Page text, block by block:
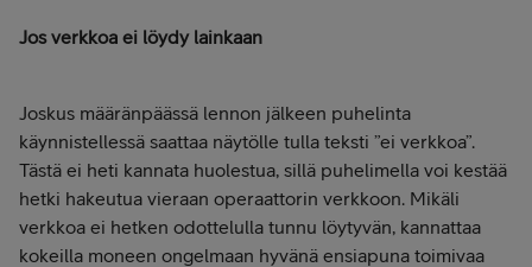
Jos verkkoa ei löydy lainkaan
Joskus määränpäässä lennon jälkeen puhelinta
käynnistellessä saattaa näytölle tulla teksti ”ei verkkoa”.
Tästä ei heti kannata huolestua, sillä puhelimella voi kestää
hetki hakeutua vieraan operaattorin verkkoon. Mikäli
verkkoa ei hetken odottelulla tunnu löytyvän, kannattaa
kokeilla moneen ongelmaan hyvänä ensiapuna toimivaa